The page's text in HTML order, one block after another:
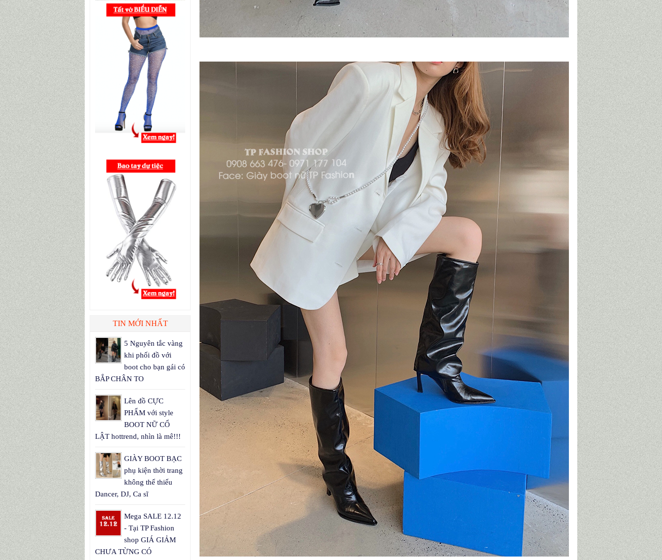
TIN MỚI NHẤT
5 Nguyên tắc vàng
khi phối đồ với
boot cho bạn gái có
BẮP CHÂN TO
Lên đồ CỰC
PHẨM với style
BOOT NỮ CỔ
LẬT hottrend, nhìn là mê!!!
GIÀY BOOT BẠC
phụ kiện thời trang
không thể thiếu
Dancer, DJ, Ca sĩ
Mega SALE 12.12
- Tại TP Fashion
shop GIÁ GIẢM
CHƯA TỪNG CÓ